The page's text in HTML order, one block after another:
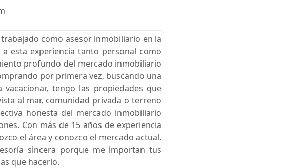
como asesor inmobiliario en la
esta experiencia tanto personal como
profundo del mercado inmobiliario
por primera vez, buscando una
tengo las propiedades que
al mar, comunidad privada o terreno
honesta del mercado inmobiliario
Con más de 15 años de experiencia
el área y conozco el mercado actual.
sincera porque me importan tus
que hacerlo.